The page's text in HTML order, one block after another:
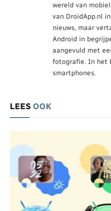
wereld van
van DroidApp.nl
nieuws, maar
Android in
aangevuld met
fotografie. In het
smartphones.
LEES OOK